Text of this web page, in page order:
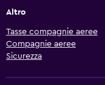
Altro
Tasse compagnie aeree
Compagnie aeree
Sicurezza